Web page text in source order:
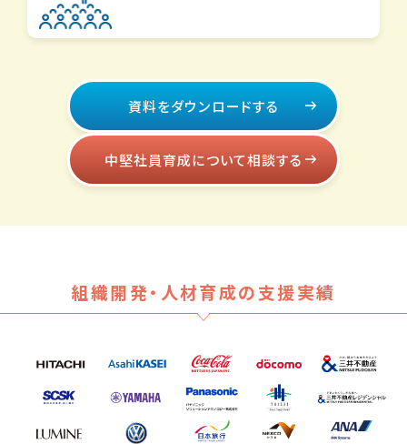
資料をダウンロードする
中堅社員育成について相談する
組織開発・人材育成の支援実績